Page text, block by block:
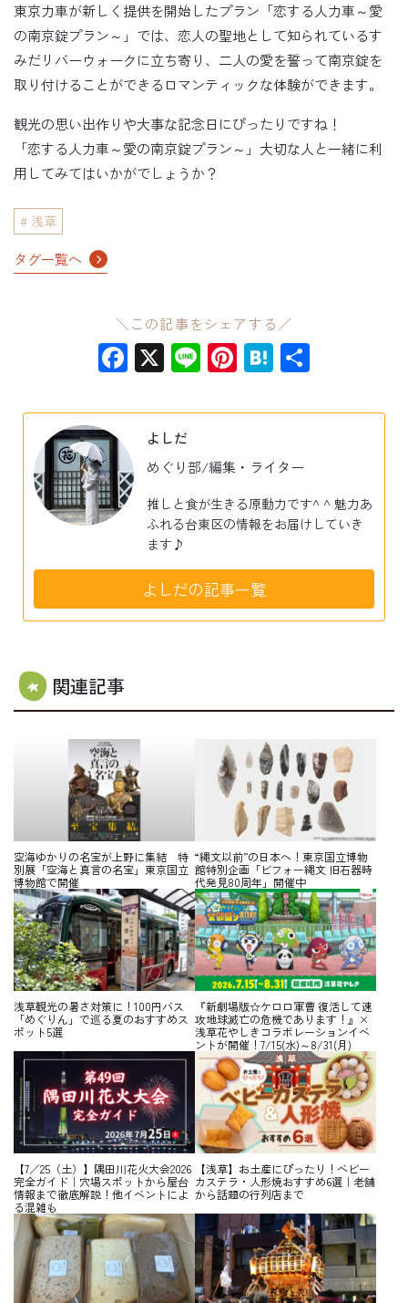
東京力車が新しく提供を開始したプラン「恋する人力車～愛
の南京錠プラン～」では、恋人の聖地として知られているす
みだリバーウォークに立ち寄り、二人の愛を誓って南京錠を
取り付けることができるロマンティックな体験ができます。
観光の思い出作りや大事な記念日にぴったりですね！
「恋する人力車～愛の南京錠プラン～」大切な人と一緒に利
用してみてはいかがでしょうか？
浅草
タグ一覧へ
＼この記事をシェアする／
Facebook
X LinePinterest
Hatena
よしだ
めぐり部/編集・ライター
推しと食が生きる原動力です^ ^ 魅力あ
ふれる台東区の情報をお届けしていき
ます♪
よしだの記事一覧
関連記事
空海ゆかりの名宝が上野に集結 特
別展「空海と真言の名宝」東京国立
博物館で開催
“縄文以前”の日本へ！東京国立博物
館特別企画「ビフォー縄文 旧石器時
代発見80周年」開催中
浅草観光の暑さ対策に！100円バス
「めぐりん」で巡る夏のおすすめス
ポット5選
『新劇場版☆ケロロ軍曹 復活して速
攻地球滅亡の危機であります！』×
浅草花やしきコラボレーションイベ
ントが開催！7/15(水)～8/31(月)
【7／25（土）】隅田川花火大会2026
完全ガイド｜穴場スポットから屋台
情報まで徹底解説！他イベントによ
る混雑も
【浅草】お土産にぴったり！ベビー
カステラ・人形焼おすすめ6選｜老舗
から話題の行列店まで